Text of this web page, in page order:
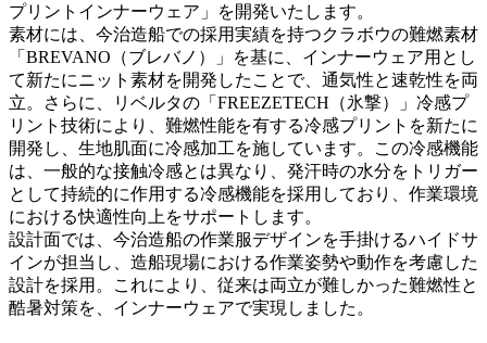
プリントインナーウェア」を開発いたします。
素材には、今治造船での採用実績を持つクラボウの難燃素材
「BREVANO（ブレバノ）」を基に、インナーウェア用とし
て新たにニット素材を開発したことで、通気性と速乾性を両
立。さらに、リベルタの「FREEZETECH（氷撃）」冷感プ
リント技術により、難燃性能を有する冷感プリントを新たに
開発し、生地肌面に冷感加工を施しています。この冷感機能
は、一般的な接触冷感とは異なり、発汗時の水分をトリガー
として持続的に作用する冷感機能を採用しており、作業環境
における快適性向上をサポートします。
設計面では、今治造船の作業服デザインを手掛けるハイドサ
インが担当し、造船現場における作業姿勢や動作を考慮した
設計を採用。これにより、従来は両立が難しかった難燃性と
酷暑対策を、インナーウェアで実現しました。